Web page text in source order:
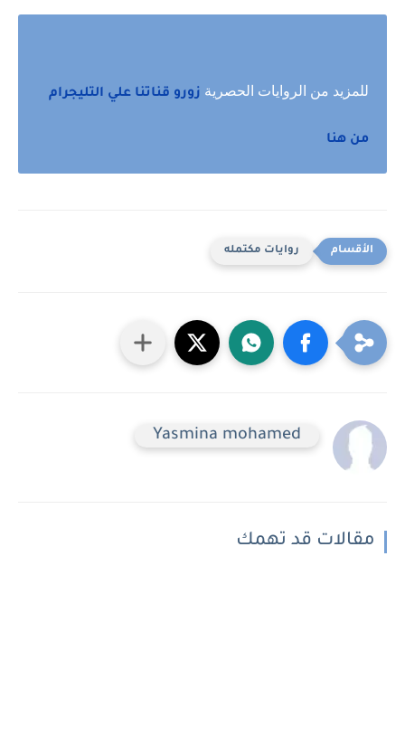
للمزيد من الروايات الحصرية زورو قناتنا علي التليجرام
من هنا
روايات مكتمله
Yasmina mohamed
مقالات قد تهمك